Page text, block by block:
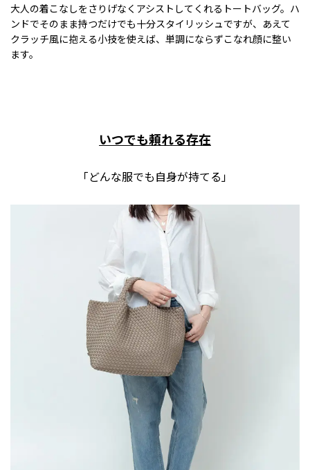
大人の着こなしをさりげなくアシストしてくれるトートバッグ。ハ
ンドでそのまま持つだけでも十分スタイリッシュですが、あえて
クラッチ風に抱える小技を使えば、単調にならずこなれ顔に整い
ます。
いつでも頼れる存在
「どんな服でも自身が持てる」